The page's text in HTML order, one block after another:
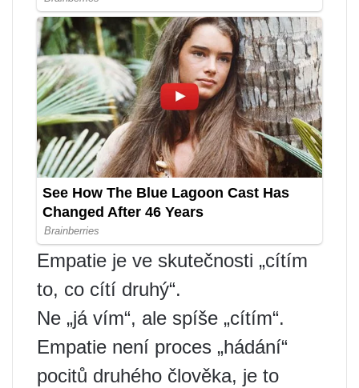
Empatie je ve skutečnosti „cítím
to, co cítí druhý“.
Ne „já vím“, ale spíše „cítím“.
Empatie není proces „hádání“
pocitů druhého člověka, je to